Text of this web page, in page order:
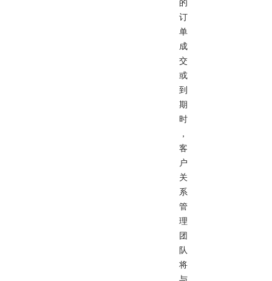
的
订
单
成
交
或
到
期
时
，
客
户
关
系
管
理
团
队
将